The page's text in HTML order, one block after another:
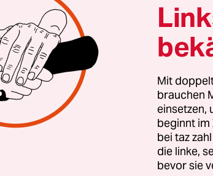
Die Muslime des Landes hätten der
Mit
brauchen
einsetzen,
beginnt im
bei taz
die linke,
bevor sie